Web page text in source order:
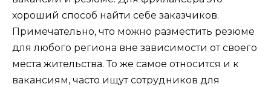
хороший способ найти себе заказчиков.
Примечательно, что можно разместить резюме
для любого региона вне зависимости от своего
места жительства. То же самое относится и к
вакансиям, часто ищут сотрудников для